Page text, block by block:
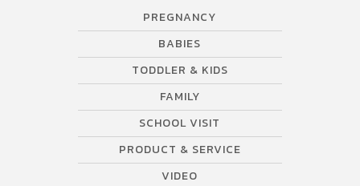
PREGNANCY
BABIES
TODDLER & KIDS
FAMILY
SCHOOL VISIT
PRODUCT & SERVICE
VIDEO